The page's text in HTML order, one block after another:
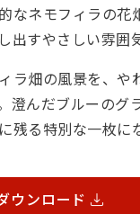
なネモフィラの花
すやさしい雰囲
ラ畑の風景を、や
澄んだブルーのグ
る特別な一枚に
ウンロード